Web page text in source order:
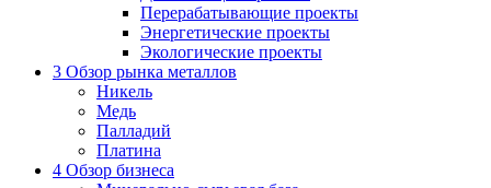
Перерабатывающие проекты
Энергетические проекты
Экологические проекты
3 Обзор рынка металлов
Никель
Медь
Палладий
Платина
4 Обзор бизнеса